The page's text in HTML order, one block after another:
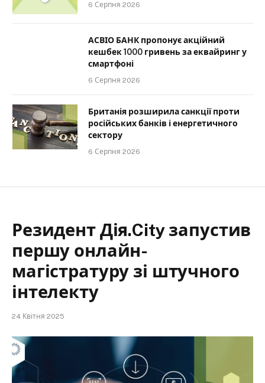
6 Серпня 2026
АСВІО БАНК пропонує акційний
кешбек 1000 гривень за еквайринг у
смартфоні
6 Серпня 2026
Британія розширила санкції проти
російських банків і енергетичного
сектору
6 Серпня 2026
Резидент Дія.City запустив
першу онлайн-
магістратуру зі штучного
інтелекту
24 Квітня 2025